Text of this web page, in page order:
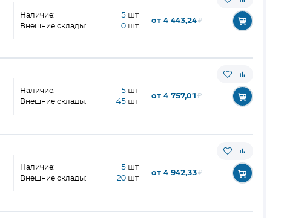
Наличие: 5 шт
Внешние склады: 0 шт
от 4 443,24₽
Наличие: 5 шт
Внешние склады: 45 шт
от 4 757,01 ₽
Наличие: 5 шт
Внешние склады: 20 шт
от 4 942,33₽